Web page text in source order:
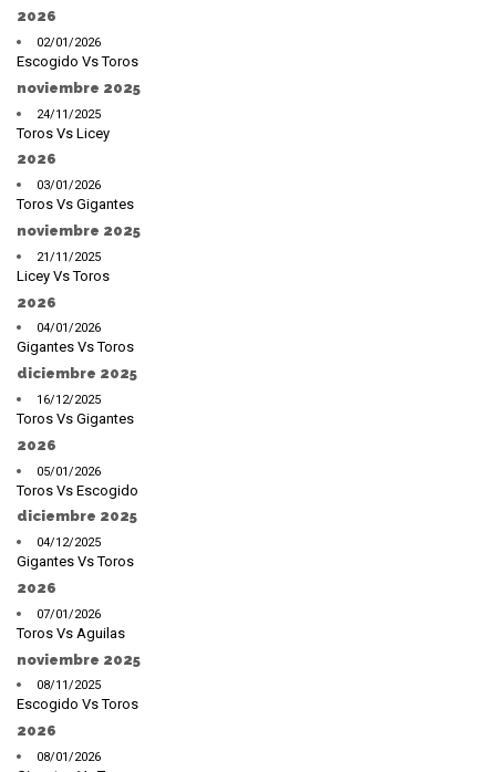
2026
02/01/2026
Escogido Vs Toros
noviembre 2025
24/11/2025
Toros Vs Licey
2026
03/01/2026
Toros Vs Gigantes
noviembre 2025
21/11/2025
Licey Vs Toros
2026
04/01/2026
Gigantes Vs Toros
diciembre 2025
16/12/2025
Toros Vs Gigantes
2026
05/01/2026
Toros Vs Escogido
diciembre 2025
04/12/2025
Gigantes Vs Toros
2026
07/01/2026
Toros Vs Aguilas
noviembre 2025
08/11/2025
Escogido Vs Toros
2026
08/01/2026